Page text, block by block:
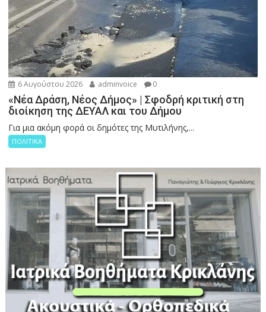
6 Αυγούστου 2026 adminvoice 0
«Νέα Δράση, Νέος Δήμος» | Σφοδρή κριτική στη
διοίκηση της ΔΕΥΑΛ και του Δήμου
Για μια ακόμη φορά οι δημότες της Μυτιλήνης,...
ΠΟΛΙΤΙΚΑ